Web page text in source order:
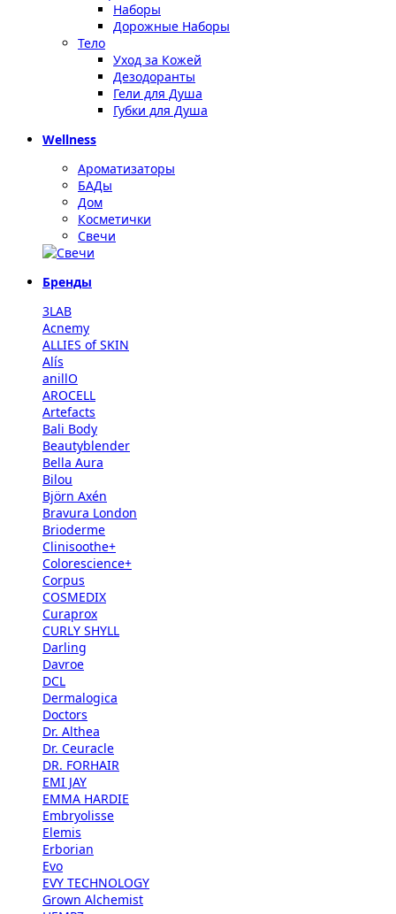
Наборы
Дорожные Наборы
Тело
Уход за Кожей
Дезодоранты
Гели для Душа
Губки для Душа
Wellness
Ароматизаторы
БАДы
Дом
Косметички
Свечи
Бренды
3LAB
Acnemy
ALLIES of SKIN
Alís
anillO
AROCELL
Artefacts
Bali Body
Beautyblender
Bella Aura
Bilou
Björn Axén
Bravura London
Brioderme
Clinisoothe+
Colorescience+
Corpus
COSMEDIX
Curaprox
CURLY SHYLL
Darling
Davroe
DCL
Dermalogica
Doctors
Dr. Althea
Dr. Ceuracle
DR. FORHAIR
EMI JAY
EMMA HARDIE
Embryolisse
Elemis
Erborian
Evo
EVY TECHNOLOGY
Grown Alchemist